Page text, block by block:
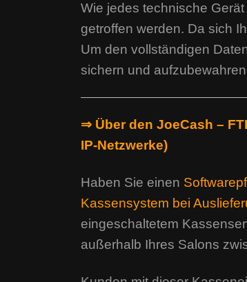
Wie jedes technische
getroffen werden. Da sich
Um den vollständigen
sichern und
⇒ Über den JoeCash –
IP-Netzwerke)
Haben Sie einen
Kassensystem bei
eingeschaltetem
außerhalb Ihres Salons